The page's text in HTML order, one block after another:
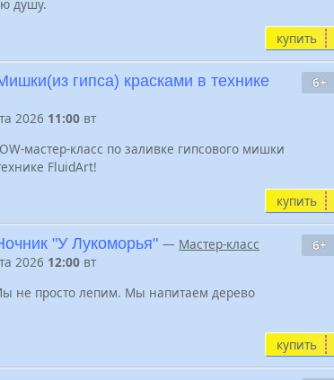
душу.
купить
6+
гипса) красками в технике
2026 11:00 вт
мастер-класс по заливке гипсового мишки
FluidArt!
купить
6+
"У Лукоморья" — Мастер-класс
2026 12:00 вт
не просто лепим. Мы напитаем дерево
купить